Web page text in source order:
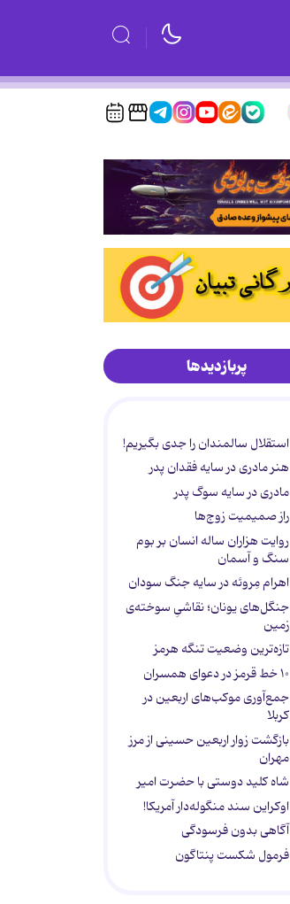
پربازدیدها
استقلال سالمندان را جدی بگیریم!
هنر مادری در سایه‌ فقدان پدر
مادری در سایه سوگ پدر
راز صمیمیت زوج‌ها
روایت هزاران ساله انسان بر بوم
سنگ و آسمان
اهرام مِروئه در سایه جنگ سودان
جنگل‌های یونان؛ نقاشیِ سوخته‌ی
زمین
تازه‌ترین وضعیت تنگه هرمز
۱۰ خط قرمز در دعوای همسران
جمع‌آوری موکب‌های اربعین در
کربلا
بازگشت زوار اربعین حسینی از مرز
مهران
شاه کلید دوستی با حضرت امیر
اوکراین سند منگوله‌دار آمریکا!
آگاهی بدون فرسودگی
فرمول شکست پنتاگون